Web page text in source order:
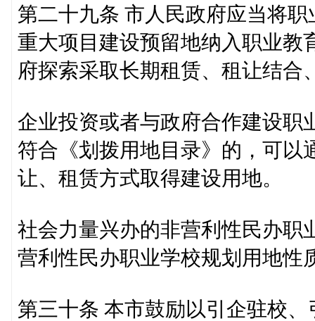
第二十九条 市人民政府应当将
重大项目建设预留地纳入职业教
府探索采取长期租赁、租让结合
企业投资或者与政府合作建设职
符合《划拨用地目录》的，可以
让、租赁方式取得建设用地。
社会力量兴办的非营利性民办职
营利性民办职业学校规划用地性
第三十条 本市鼓励以引企驻校